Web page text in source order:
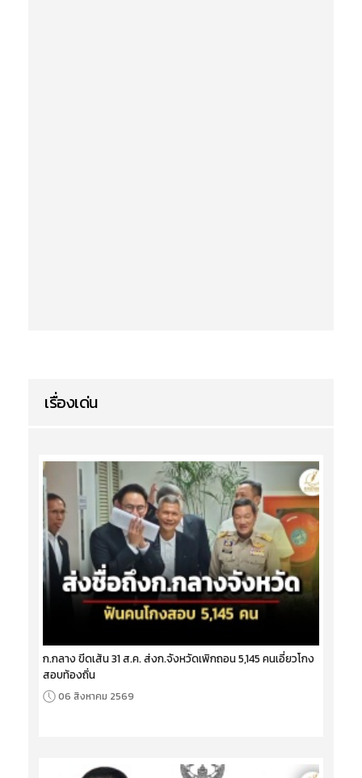
เรื่องเด่น
ก.กลาง ขีดเส้น 31 ส.ค. ส่งก.จังหวัดเพิกถอน 5,145 คนเอี่ยวโกง
สอบท้องถิ่น
06 สิงหาคม 2569